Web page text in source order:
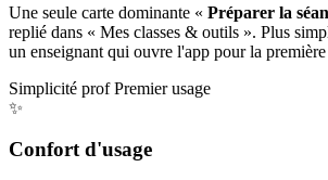
Une seule carte dominante « Préparer la
replié dans « Mes classes & outils ». Plus
un enseignant qui ouvre l'app pour la
Simplicité prof Premier usage
✨
Confort d'usage